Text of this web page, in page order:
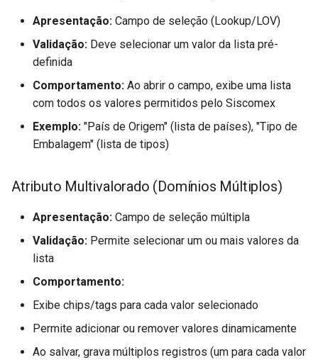
Apresentação: Campo de seleção (Lookup/LOV)
Validação: Deve selecionar um valor da lista pré-
definida
Comportamento: Ao abrir o campo, exibe uma lista
com todos os valores permitidos pelo Siscomex
Exemplo: "País de Origem" (lista de países), "Tipo de
Embalagem" (lista de tipos)
Atributo Multivalorado (Domínios Múltiplos)
Apresentação: Campo de seleção múltipla
Validação: Permite selecionar um ou mais valores da
lista
Comportamento:
Exibe chips/tags para cada valor selecionado
Permite adicionar ou remover valores dinamicamente
Ao salvar, grava múltiplos registros (um para cada valor